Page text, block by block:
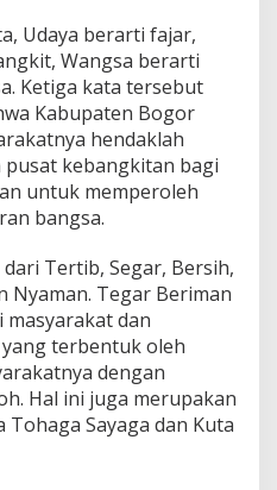
Udaya berarti fajar,
Wangsa berarti
Ketiga kata tersebut
Kabupaten Bogor
hendaklah
kebangkitan bagi
untuk memperoleh
bangsa.
Tertib, Segar, Bersih,
Nyaman. Tegar Beriman
dan
terbentuk oleh
dengan
Hal ini juga merupakan
Sayaga dan Kuta